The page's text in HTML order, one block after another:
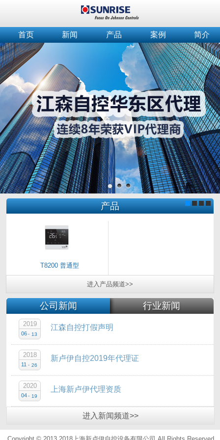
首页 新闻 产品 案例 简介
产品
T8200 普通型
进入 产品频道>>
公司新闻 行业新闻
江森自控打假声明
2019
06 - 13
新卢伊自控2019年代理证
2018
11 - 26
上海新卢伊代理资质
2020
04 - 19
进入 新闻频道>>